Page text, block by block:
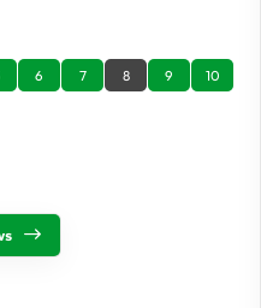
6 7 8 9
10